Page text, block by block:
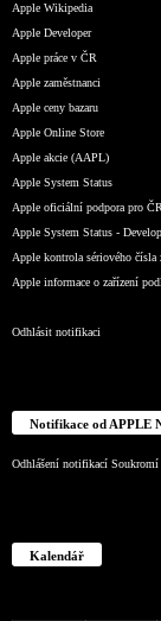
Apple Wikipedia
Apple Developer
Apple práce v ČR
Apple zaměstnanci
Apple ceny bazaru
Apple Online Store
Apple akcie (AAPL)
Apple System Status
Apple oficiální podpora pro ČR
Apple System Status -
Apple kontrola sériového čísla
Apple informace o zařízení
Odhlásit notifikaci
Notifikace od APPLE
Odhlášení notifikací
Kalendář